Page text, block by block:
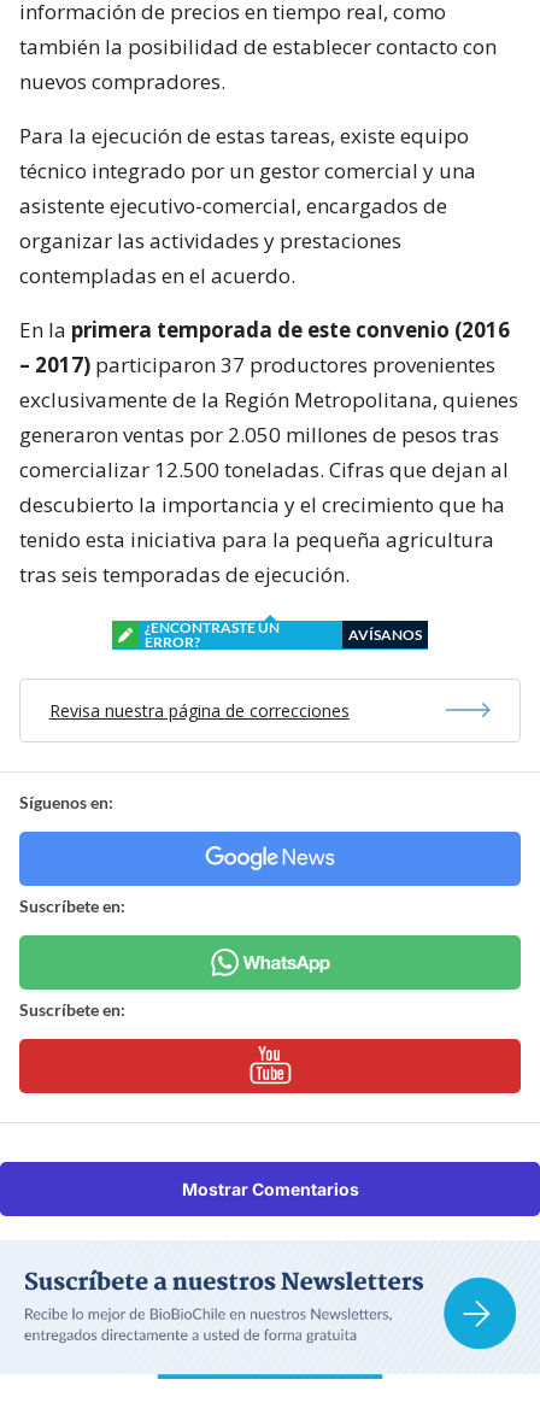
información de precios en tiempo real, como
también la posibilidad de establecer contacto con
nuevos compradores.
Para la ejecución de estas tareas, existe equipo
técnico integrado por un gestor comercial y una
asistente ejecutivo-comercial, encargados de
organizar las actividades y prestaciones
contempladas en el acuerdo.
En la primera temporada de este convenio (2016
– 2017) participaron 37 productores provenientes
exclusivamente de la Región Metropolitana, quienes
generaron ventas por 2.050 millones de pesos tras
comercializar 12.500 toneladas. Cifras que dejan al
descubierto la importancia y el crecimiento que ha
tenido esta iniciativa para la pequeña agricultura
tras seis temporadas de ejecución.
¿ENCONTRASTE UN
ERROR?
AVÍSANOS
Revisa nuestra página de correcciones
Síguenos en:
Suscríbete en:
Suscríbete en:
Mostrar Comentarios